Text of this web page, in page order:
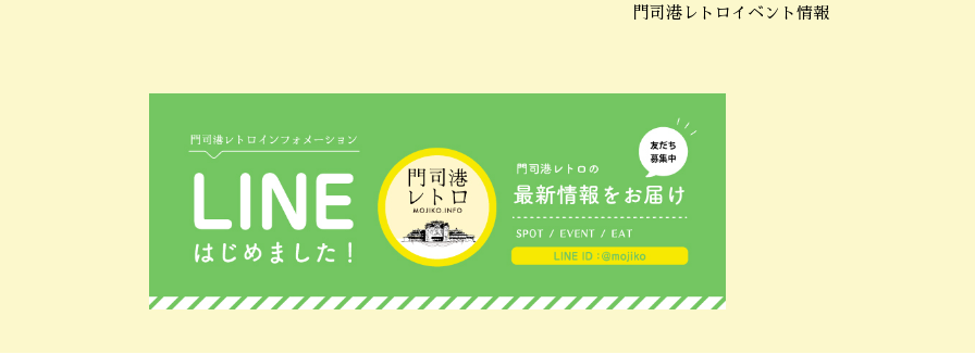
門司港レトロイベント情報